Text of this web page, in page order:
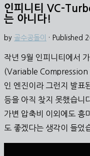
인피니티 VC-
는 아니다!
by 골수공돌이 · Published
작년 9월 인피니티에서
(Variable Compression
인 엔진이라 그런지 발표
등을 아직 찾지 못했습니
가변 압축비 이외에도 흥
도 좋겠다는 생각이 들었